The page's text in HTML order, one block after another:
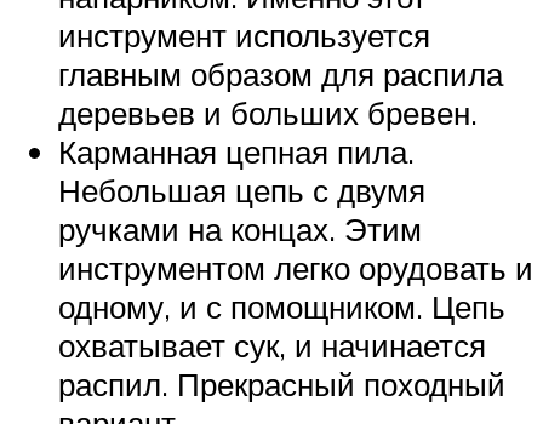
инструмент используется
главным образом для распила
деревьев и больших бревен.
Карманная цепная пила.
Небольшая цепь с двумя
ручками на концах. Этим
инструментом легко орудовать и
одному, и с помощником. Цепь
охватывает сук, и начинается
распил. Прекрасный походный